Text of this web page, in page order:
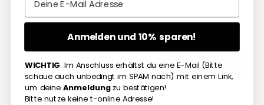
Psst - Du möchtest 10% Rabatt für Deine erste
Bestellung?
Dann trag hier Deine E-Mail ein.
Jetzt 10% sparen
☝🏼Wichtig: Im Anschluss erhältst Du eine E-Mail (Bitte
Anmelden und 10% sparen!
WICHTIG: Im Anschluss erhältst du eine E-Mail (Bitte
schaue auch unbedingt im SPAM nach) mit einem Link,
um deine Anmeldung zu bestätigen!
Bitte nutze keine t-online Adresse!